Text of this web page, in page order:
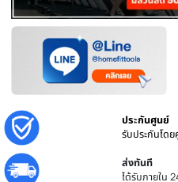
เพิ่มไปยังรายการโปรด